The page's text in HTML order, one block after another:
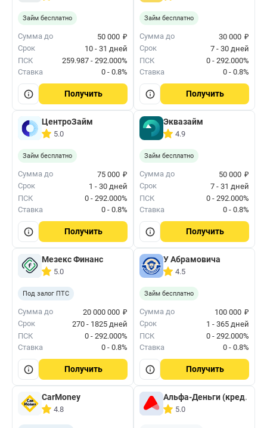
Займ бесплатно
Сумма до 50 000 ₽
Срок
10 - 31 дней
ПСК
259.987 - 292.000%
Ставка
0 - 0.8%
Получить
Займ бесплатно
Сумма до 30 000 ₽
Срок
7 - 30 дней
ПСК
0 - 292.000%
Ставка
0 - 0.8%
Получить
ЦентроЗайм
5.0
Займ бесплатно
Сумма до 75 000 ₽
Срок
1 - 30 дней
ПСК
0 - 292.000%
Ставка
0 - 0.8%
Получить
Эквазайм
4.9
Займ бесплатно
Сумма до 50 000 ₽
Срок
7 - 31 дней
ПСК
0 - 292.000%
Ставка
0 - 0.8%
Получить
Мезекс Финанс
5.0
Под залог ПТС
Сумма до 20 000 000 ₽
Срок
270 - 1825 дней
ПСК
0 - 292.000%
Ставка
0 - 0.8%
Получить
У Абрамовича
4.5
Займ бесплатно
Сумма до 100 000 ₽
Срок
1 - 365 дней
ПСК
0 - 292.000%
Ставка
0 - 0.8%
Получить
CarMoney
4.8
Альфа-Деньги (кред.
5.0